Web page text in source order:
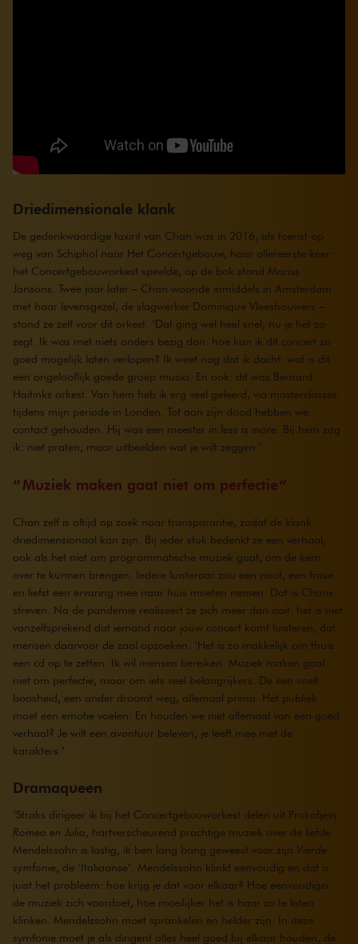
Driedimensionale klank
De gedenkwaardige taxirit van Chan was in 2016, als toerist op
weg van Schiphol naar Het Concertgebouw, haar allereerste keer:
het Concertgebouworkest speelde, op de bok stond Mariss
Jansons. Twee jaar later – Chan woonde inmiddels in Amsterdam
met haar levensgezel, de slagwerker Dominique Vleeshouwers –
stond ze zelf voor dit orkest. ‘Dat ging wel heel snel, nu je het zo
zegt. Ik was met niets anders bezig dan: hoe kan ik dit concert zo
goed mogelijk laten verlopen? Ik weet nog dat ik dacht: wat is dit
een ongelooflijk goede groep musici. En ook: dit was Bernard
Haitinks orkest. Van hem heb ik erg veel geleerd, via masterclasses
tijdens mijn periode in Londen. Tot aan zijn dood hebben we
contact gehouden. Hij was een meester in less is more . Bij hem zag
ik: niet praten, maar uitbeelden wat je wilt zeggen.’
Muziek maken gaat niet om perfectie
Chan zelf is altijd op zoek naar transparantie, zodat de klank
driedimensionaal kan zijn. Bij ieder stuk bedenkt ze een verhaal,
ook als het niet om programmatische muziek gaat, om de kern
over te kunnen brengen. Iedere luisteraar zou een noot, een frase
en liefst een ervaring mee naar huis moeten nemen. Dat is Chans
streven. Na de pandemie realiseert ze zich meer dan ooit: het is niet
vanzelfsprekend dat iemand naar jouw concert komt luisteren, dat
mensen daarvoor de zaal opzoeken. ‘Het is zo makkelijk om thuis
een cd op te zetten. Ik wil mensen bereiken. Muziek maken gaat
niet om perfectie, maar om iets veel belangrijkers. De een voelt
boosheid, een ander droomt weg, allemaal prima. Het publiek
moet een emotie voelen. En houden we niet allemaal van een goed
verhaal? Je wilt een avontuur beleven, je leeft mee met de
karakters.’
Dramaqueen
‘Straks dirigeer ik bij het Concertgebouworkest delen uit Prokofjevs
Romeo en Julia, hartverscheurend prachtige muziek over de liefde.
Mendelssohn is lastig, ik ben lang bang geweest voor zijn Vierde
symfonie, de ‘Italiaanse’. Mendelssohn klinkt eenvoudig en dat is
juist het probleem: hoe krijg je dat voor elkaar? Hoe eenvoudiger
de muziek zich voordoet, hoe moeilijker het is haar zo te laten
klinken. Mendelssohn moet sprankelen en helder zijn. In deze
symfonie moet je als dirigent alles heel goed bij elkaar houden, de